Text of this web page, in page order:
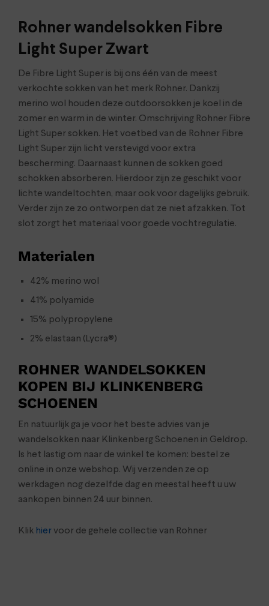
Rohner wandelsokken Fibre
Light Super Zwart
De Fibre Light Super is bij ons één van de meest
verkochte sokken van het merk Rohner. Dankzij
merino wol houden deze outdoorsokken je koel in de
zomer en warm in de winter. Omschrijving Rohner Fibre
Light Super sokken. Het voetbed van de Rohner Fibre
Light Super zijn licht verstevigd voor extra
bescherming. Daarnaast kunnen de sokken goed
schokken absorberen. Hierdoor zijn ze geschikt voor
lichte wandeltochten, maar ook voor dagelijks gebruik.
Verder zijn ze zo ontworpen dat ze niet afzakken. Tot
slot zorgt het materiaal voor goede vochtregulatie.
Materialen
42% merino wol
41% polyamide
15% polypropylene
2% elastaan (Lycra®)
ROHNER WANDELSOKKEN
KOPEN BIJ KLINKENBERG
SCHOENEN
En natuurlijk ga je voor het beste advies van je
wandelsokken naar Klinkenberg Schoenen in Geldrop.
Is het lastig om naar de winkel te komen: bestel ze
online in onze webshop. Wij verzenden ze op
werkdagen nog dezelfde dag en meestal heeft u uw
aankopen binnen 24 uur binnen.
Klik hiervoor de gehele collectie van Rohner